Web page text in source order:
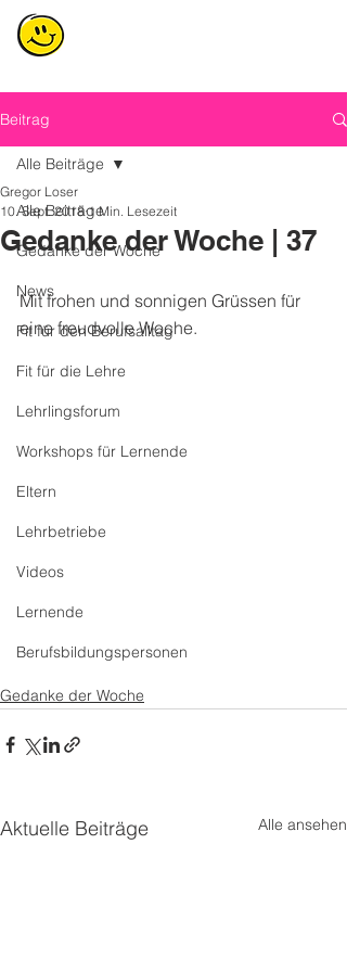
Beitrag
Alle Beiträge
Gedanke der Woche
News
Fit für den Berufsalltag
Fit für die Lehre
Lehrlingsforum
Workshops für Lernende
Eltern
Lehrbetriebe
Videos
Lernende
Berufsbildungspersonen
Alle Beiträge
Gedanke der Woche | 37
Gregor Loser
10. Sept. 2018 1 Min. Lesezeit
Mit frohen und sonnigen Grüssen für
eine freudvolle Woche.
Gedanke der Woche
Aktuelle Beiträge Alle ansehen